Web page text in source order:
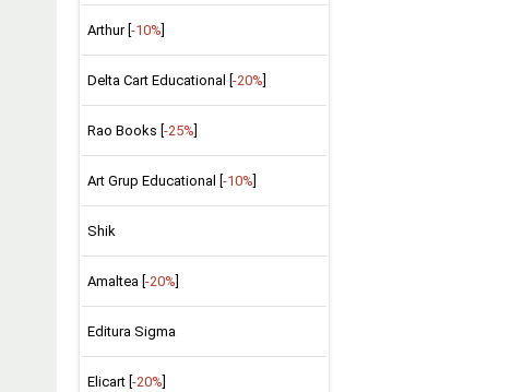
Arthur [ -10%
Delta Cart Educational [ -20%
Rao Books [ -25%
Art Grup Educational [ -10%
Shik
Amaltea [ -20%
Editura Sigma
Elicart [-20%]